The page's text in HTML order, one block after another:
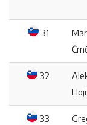
31
32
33